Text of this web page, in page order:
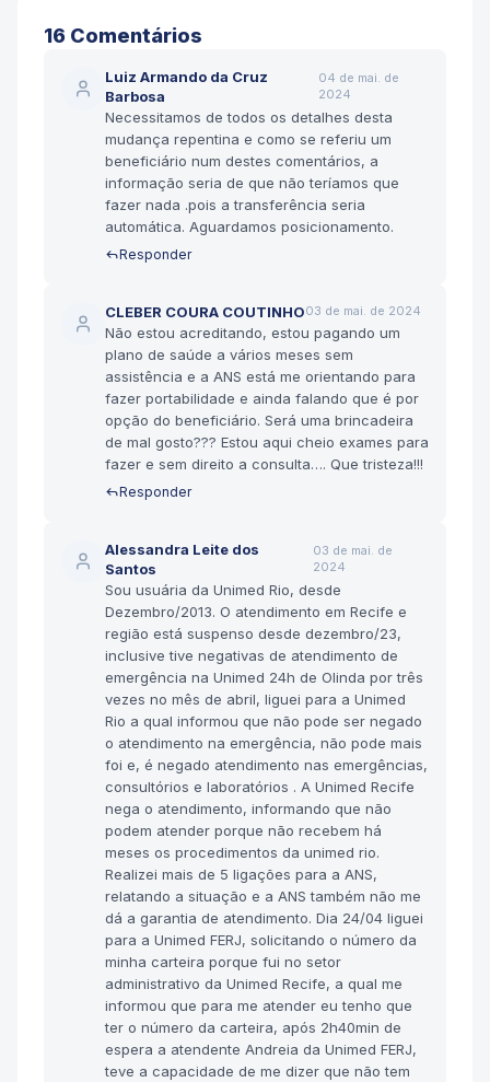
16 Comentários
Luiz Armando da Cruz
Barbosa
04 de mai. de
2024
Necessitamos de todos os detalhes desta
mudança repentina e como se referiu um
beneficiário num destes comentários, a
informação seria de que não teríamos que
fazer nada .pois a transferência seria
automática. Aguardamos posicionamento.
Responder
CLEBER COURA COUTINHO03 de mai. de 2024
Não estou acreditando, estou pagando um
plano de saúde a vários meses sem
assistência e a ANS está me orientando para
fazer portabilidade e ainda falando que é por
opção do beneficiário. Será uma brincadeira
de mal gosto??? Estou aqui cheio exames para
fazer e sem direito a consulta…. Que tristeza!!!
Responder
Alessandra Leite dos
Santos
03 de mai. de
2024
Sou usuária da Unimed Rio, desde
Dezembro/2013. O atendimento em Recife e
região está suspenso desde dezembro/23,
inclusive tive negativas de atendimento de
emergência na Unimed 24h de Olinda por três
vezes no mês de abril, liguei para a Unimed
Rio a qual informou que não pode ser negado
o atendimento na emergência, não pode mais
foi e, é negado atendimento nas emergências,
consultórios e laboratórios . A Unimed Recife
nega o atendimento, informando que não
podem atender porque não recebem há
meses os procedimentos da unimed rio.
Realizei mais de 5 ligações para a ANS,
relatando a situação e a ANS também não me
dá a garantia de atendimento. Dia 24/04 liguei
para a Unimed FERJ, solicitando o número da
minha carteira porque fui no setor
administrativo da Unimed Recife, a qual me
informou que para me atender eu tenho que
ter o número da carteira, após 2h40min de
espera a atendente Andreia da Unimed FERJ,
teve a capacidade de me dizer que não tem